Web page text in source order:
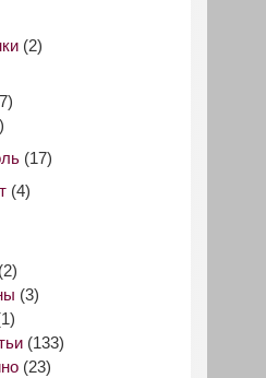
(2)
(17)
(4)
(2)
(3)
(133)
(23)